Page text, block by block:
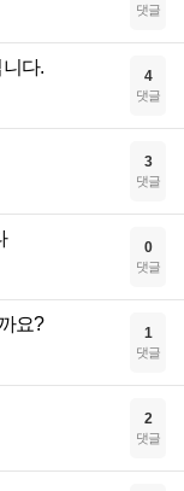
댓글
다. 4
댓글
3
댓글
0
댓글
요? 1
댓글
2
댓글